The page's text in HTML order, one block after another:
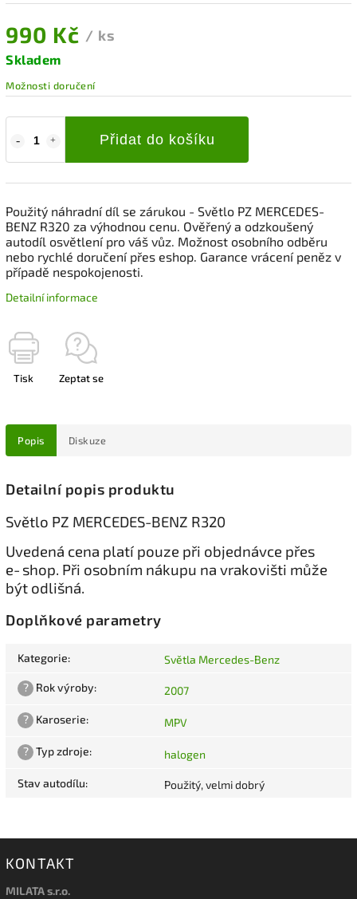
990 Kč / ks
Skladem
Možnosti doručení
Přidat do košíku
Použitý náhradní díl se zárukou - Světlo PZ MERCEDES-
BENZ R320 za výhodnou cenu. Ověřený a odzkoušený
autodíl osvětlení pro váš vůz. Možnost osobního odběru
nebo rychlé doručení přes eshop. Garance vrácení peněz v
případě nespokojenosti.
Detailní informace
Tisk Zeptat se
Popis Diskuze
Detailní popis produktu
Světlo PZ MERCEDES-BENZ R320
Uvedená cena platí pouze při objednávce přes
e‑shop. Při osobním nákupu na vrakovišti může
být odlišná.
Doplňkové parametry
Kategorie: Světla Mercedes-Benz
? Rok výroby: 2007
? Karoserie: MPV
? Typ zdroje: halogen
Stav autodílu: Použitý, velmi dobrý
KONTAKT
MILATA s.r.o.